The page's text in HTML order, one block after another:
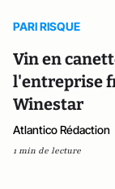
PARI RISQUE
Vin en
l'entreprise
Winestar
Atlantico Rédaction
1 min de lecture